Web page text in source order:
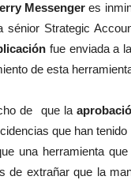
Messenger es
sénior Strategic
fue enviada a la
de esta
de que la
que han
una herramienta
de extrañar que la